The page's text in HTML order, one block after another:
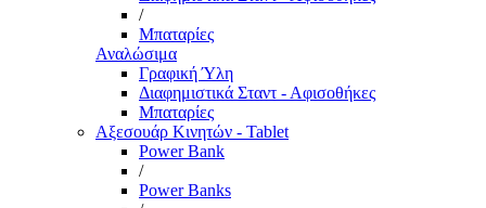
/
Μπαταρίες
Αναλώσιμα
Γραφική Ύλη
Διαφημιστικά Σταντ - Αφισοθήκες
Μπαταρίες
Αξεσουάρ Κινητών - Tablet
Power Bank
/
Power Banks